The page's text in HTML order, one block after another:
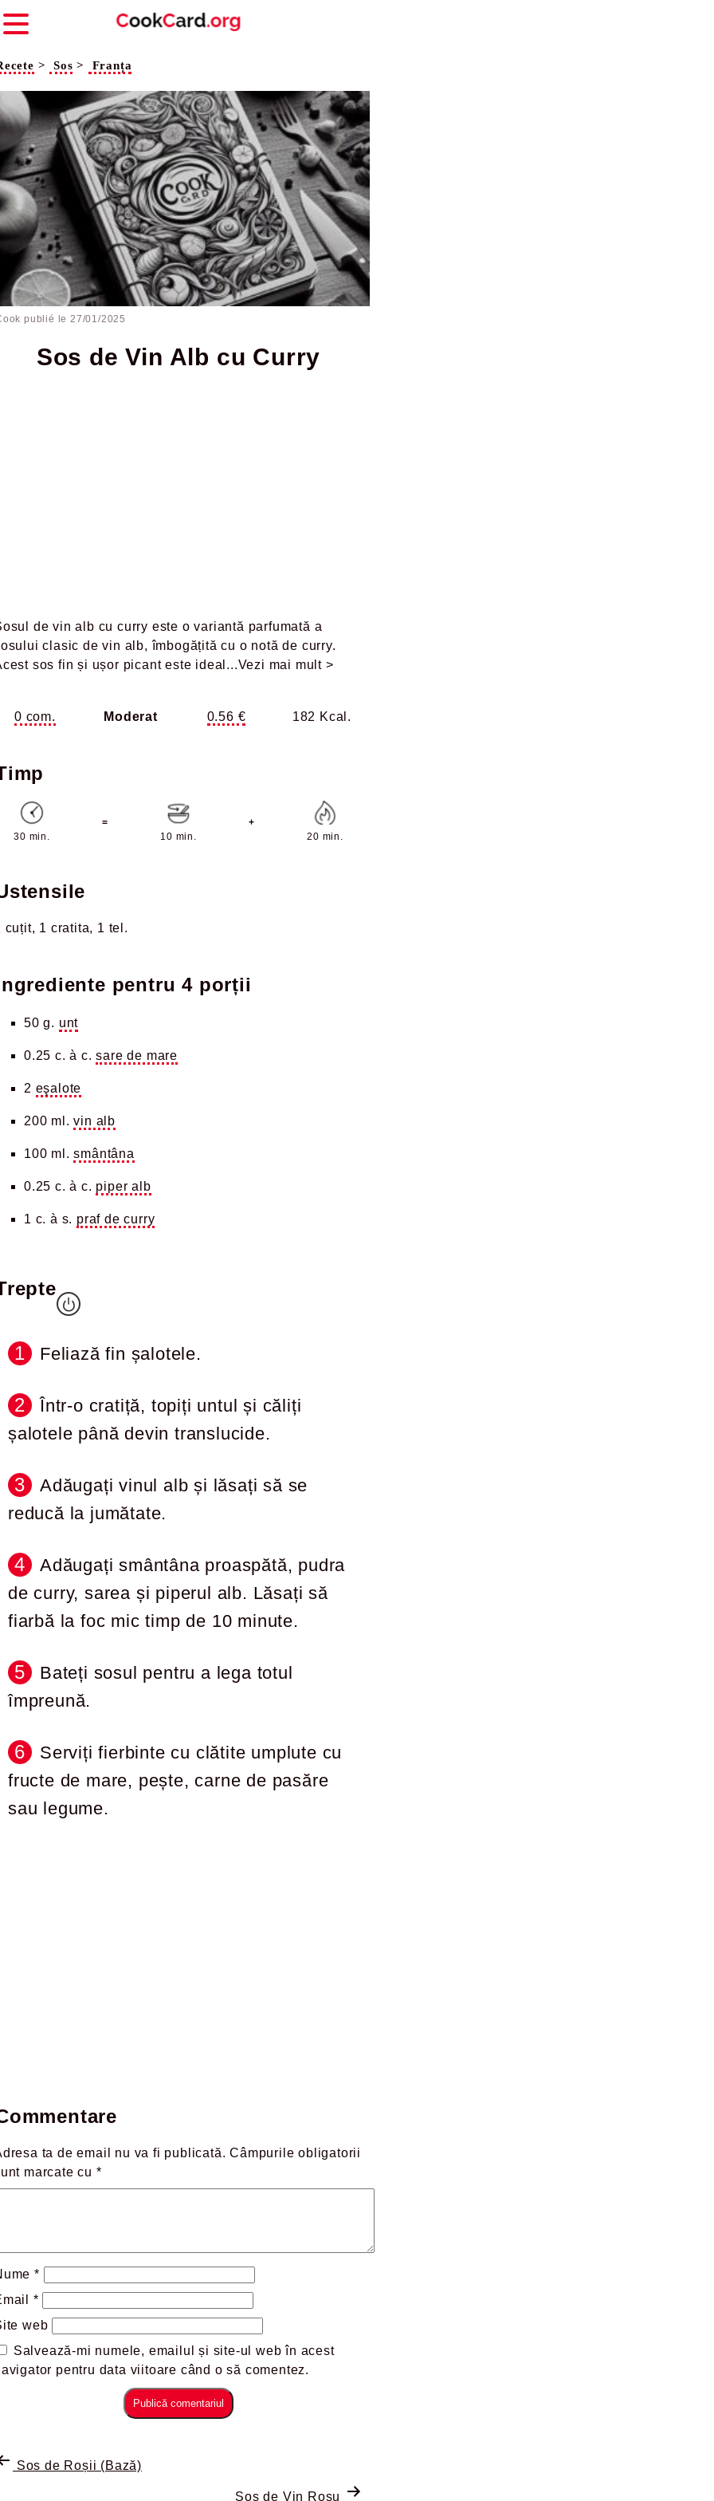
> Sos > Franța
publié le27/01/2025
Sos de Vin Alb cu Curry
de vin alb cu curry este o variantă parfumată a
clasic de vin alb, îmbogățită cu o notă de curry.
sos fin și ușor picant este ideal ...Vezi mai mult >
0 com. Moderat 0.56 € 182 Kcal.
Timp
30 min.
=
10 min.
+
20 min.
Ustensile
cuțit 1 cratita 1 tel
Ingrediente pentru4 porții
50 g. unt
0.25 c. à c.sare de mare
2 eşalote
200 ml.vin alb
100 ml.smântâna
0.25 c. à c. piper alb
1 c. à s. praf de curry
Trepte
Feliază fin șalotele.
Într-o cratiță, topiți untul și căliți
șalotele până devin translucide.
Adăugați vinul alb și lăsați să se
reducă la jumătate.
Adăugați smântâna proaspătă, pudra
de curry, sarea și piperul alb. Lăsați să
fiarbă la foc mic timp de 10 minute.
Bateți sosul pentru a lega totul
împreună.
Serviți fierbinte cu clătite umplute cu
fructe de mare, pește, carne de pasăre
sau legume.
Commentare
ta de email nu va fi publicată. Câmpurile obligatorii
marcate cu *
*
*
web
Salvează-mi numele, emailul și site-ul web în acest
pentru data viitoare când o să comentez.
Sos de Roșii (Bază)
Sos de Vin Roșu